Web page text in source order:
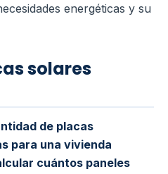
energéticas y su
solares
de placas
para una vivienda
cuántos paneles